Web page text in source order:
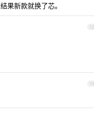
果新款就换了芯。
13
14